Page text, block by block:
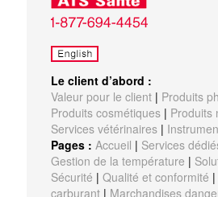
Le client d’abord :
Valeur pour le client | Produits
Produits cosmétiques | Produits
Services vétérinaires |
Pages : Accueil | Services
Gestion de la température |
Sécurité |Qualité et conformité |
carburant | Marchandises